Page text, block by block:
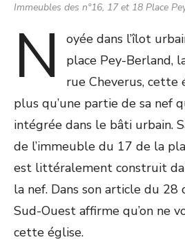
Immeubles des n°16, 17 et 18 Place
N
oyée dans l’îlot
place Pey-Berland,
rue Cheverus, cette
plus qu’une partie de sa nef
intégrée dans le bâti urbain.
de l’immeuble du 17 de la
est littéralement construit
la nef. Dans son article du 28
Sud-Ouest affirme qu’on ne
cette église.